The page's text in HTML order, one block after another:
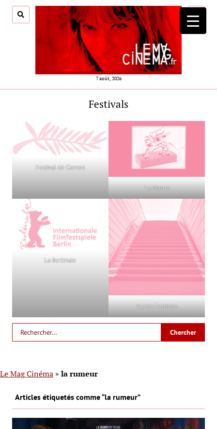
7 août, 2026
menu
Festivals
Festival de Cannes
La Mostra
La Berlinale
Autres Festivals
Le Mag Cinéma » la rumeur
Articles étiquetés comme “la rumeur”